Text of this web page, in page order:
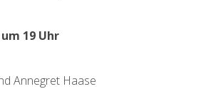
19 Uhr
Annegret Haase